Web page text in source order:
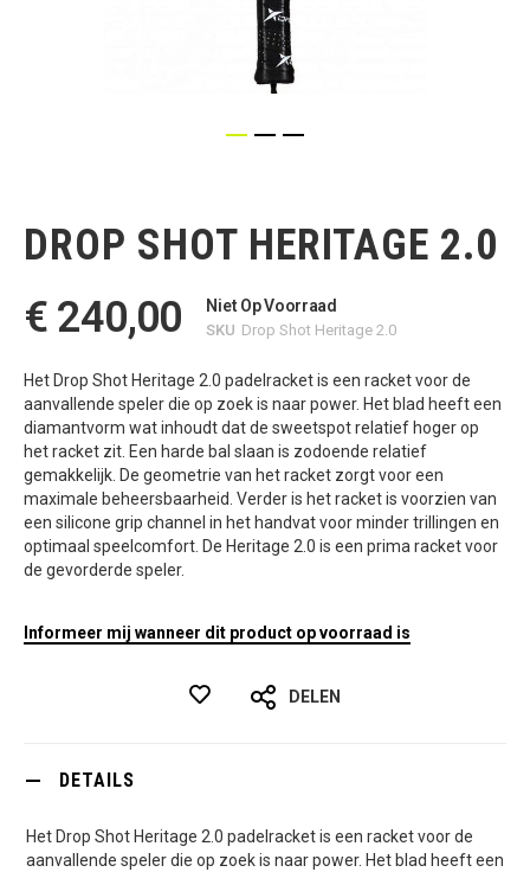
begin
van
afbeeldingen-
gallerij
DROP SHOT HERITAGE 2.0
€ 240,00
Niet Op Voorraad
SKU Drop Shot Heritage 2.0
Het Drop Shot Heritage 2.0 padelracket is een racket voor de
aanvallende speler die op zoek is naar power. Het blad heeft een
diamantvorm wat inhoudt dat de sweetspot relatief hoger op
het racket zit. Een harde bal slaan is zodoende relatief
gemakkelijk. De geometrie van het racket zorgt voor een
maximale beheersbaarheid. Verder is het racket is voorzien van
een silicone grip channel in het handvat voor minder trillingen en
optimaal speelcomfort. De Heritage 2.0 is een prima racket voor
de gevorderde speler.
Informeer mij wanneer dit product op voorraad is
DELEN
DETAILS
Het Drop Shot Heritage 2.0 padelracket is een racket voor de
aanvallende speler die op zoek is naar power. Het blad heeft een